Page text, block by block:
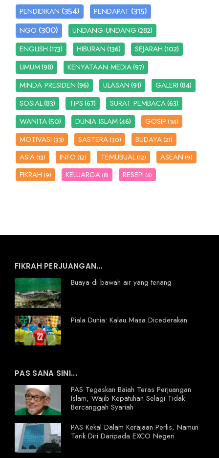
PENDIDIKAN (354) PENDAPAT (315)
NGO (300) UNDANG-UNDANG(282)
ENGLISH(173) HIBURAN(136) SEJARAH(102)
UMUM(98) KENYATAAN MEDIA(97)
MINDA PRESIDEN(96) ULASAN(91) GALERI(84)
SOSIAL(83) TIPS(67) SURAT PEMBACA(63)
WANITA(50) DUNIA ISLAM(46) GOSIP(34)
MOTIVASI(33) SASTERA(30) BUDAYA(21)
ASIA(13) INFO(12) TEMUBUAL(12) ASEAN(9)
FIKRAH(9) KELUARGA (8) RESEPI (6)
FIKRAH PERJUANGAN...
Buaya di bawah air yang tenang
Piala Dunia: Kalau Masa Dicederakan
PAS SANA SINI...
PAS Tegaskan Baiah Teras Perjuangan
Islam, Wajib Kepatuhan Selagi Tidak
Bercanggah Syariah
PAS Kekal Dalam Kerajaan Perlis, Namun
Tarik Diri Daripada EXCO Negeri